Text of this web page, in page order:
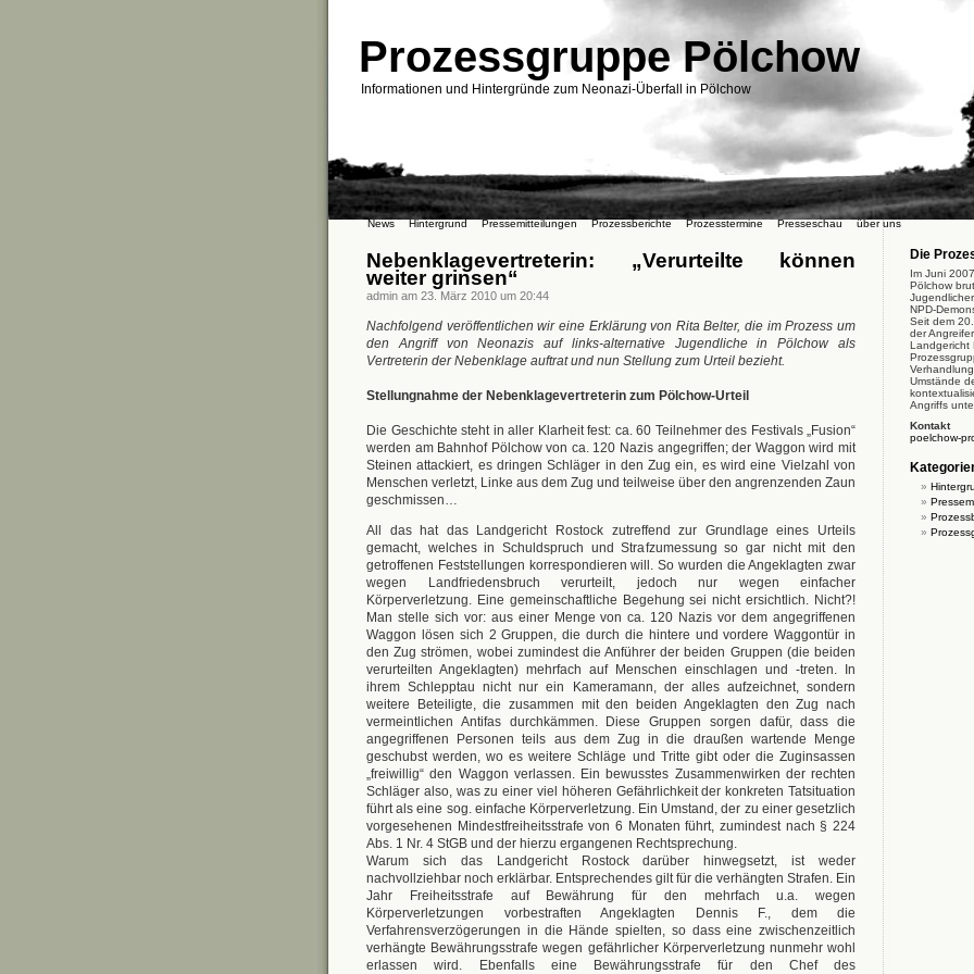
Prozessgruppe Pölchow
Informationen und Hintergründe zum Neonazi-Überfall in Pölchow
News Hintergrund Pressemitteilungen Prozessberichte Prozesstermine Presseschau über uns
Nebenklagevertreterin: „Verurteilte können
weiter grinsen“
admin am 23. März 2010 um 20:44
Nachfolgend veröffentlichen wir eine Erklärung von Rita Belter, die im Prozess um
den Angriff von Neonazis auf links-alternative Jugendliche in Pölchow als
Vertreterin der Nebenklage auftrat und nun Stellung zum Urteil bezieht.
Stellungnahme der Nebenklagevertreterin zum Pölchow-Urteil
Die Geschichte steht in aller Klarheit fest: ca. 60 Teilnehmer des Festivals „Fusion“
werden am Bahnhof Pölchow von ca. 120 Nazis angegriffen; der Waggon wird mit
Steinen attackiert, es dringen Schläger in den Zug ein, es wird eine Vielzahl von
Menschen verletzt, Linke aus dem Zug und teilweise über den angrenzenden Zaun
geschmissen…
All das hat das Landgericht Rostock zutreffend zur Grundlage eines Urteils
gemacht, welches in Schuldspruch und Strafzumessung so gar nicht mit den
getroffenen Feststellungen korrespondieren will. So wurden die Angeklagten zwar
wegen Landfriedensbruch verurteilt, jedoch nur wegen einfacher
Körperverletzung. Eine gemeinschaftliche Begehung sei nicht ersichtlich. Nicht?!
Man stelle sich vor: aus einer Menge von ca. 120 Nazis vor dem angegriffenen
Waggon lösen sich 2 Gruppen, die durch die hintere und vordere Waggontür in
den Zug strömen, wobei zumindest die Anführer der beiden Gruppen (die beiden
verurteilten Angeklagten) mehrfach auf Menschen einschlagen und -treten. In
ihrem Schlepptau nicht nur ein Kameramann, der alles aufzeichnet, sondern
weitere Beteiligte, die zusammen mit den beiden Angeklagten den Zug nach
vermeintlichen Antifas durchkämmen. Diese Gruppen sorgen dafür, dass die
angegriffenen Personen teils aus dem Zug in die draußen wartende Menge
geschubst werden, wo es weitere Schläge und Tritte gibt oder die Zuginsassen
„freiwillig“ den Waggon verlassen. Ein bewusstes Zusammenwirken der rechten
Schläger also, was zu einer viel höheren Gefährlichkeit der konkreten Tatsituation
führt als eine sog. einfache Körperverletzung. Ein Umstand, der zu einer gesetzlich
vorgesehenen Mindestfreiheitsstrafe von 6 Monaten führt, zumindest nach § 224
Abs. 1 Nr. 4 StGB und der hierzu ergangenen Rechtsprechung.
Warum sich das Landgericht Rostock darüber hinwegsetzt, ist weder
nachvollziehbar noch erklärbar. Entsprechendes gilt für die verhängten Strafen. Ein
Jahr Freiheitsstrafe auf Bewährung für den mehrfach u.a. wegen
Körperverletzungen vorbestraften Angeklagten Dennis F., dem die
Verfahrensverzögerungen in die Hände spielten, so dass eine zwischenzeitlich
verhängte Bewährungsstrafe wegen gefährlicher Körperverletzung nunmehr wohl
erlassen wird. Ebenfalls eine Bewährungsstrafe für den Chef des
Die
Im Juni
Pölchow
NPD-
Seit dem
der
Landgericht
Umstände
Angriffs
Kontakt
poelchow-